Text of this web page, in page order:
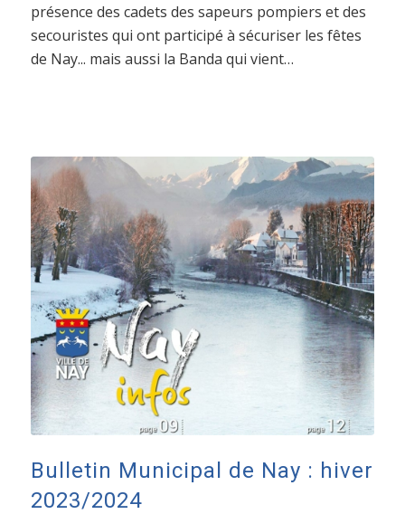
présence des cadets des sapeurs pompiers et des
secouristes qui ont participé à sécuriser les fêtes
de Nay... mais aussi la Banda qui vient…
Bulletin Municipal de Nay : hiver
2023/2024